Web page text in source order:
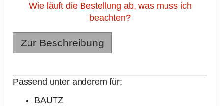
Wie läuft die Bestellung ab, was muss ich
beachten?
Zur Beschreibung
Passend unter anderem für:
BAUTZ